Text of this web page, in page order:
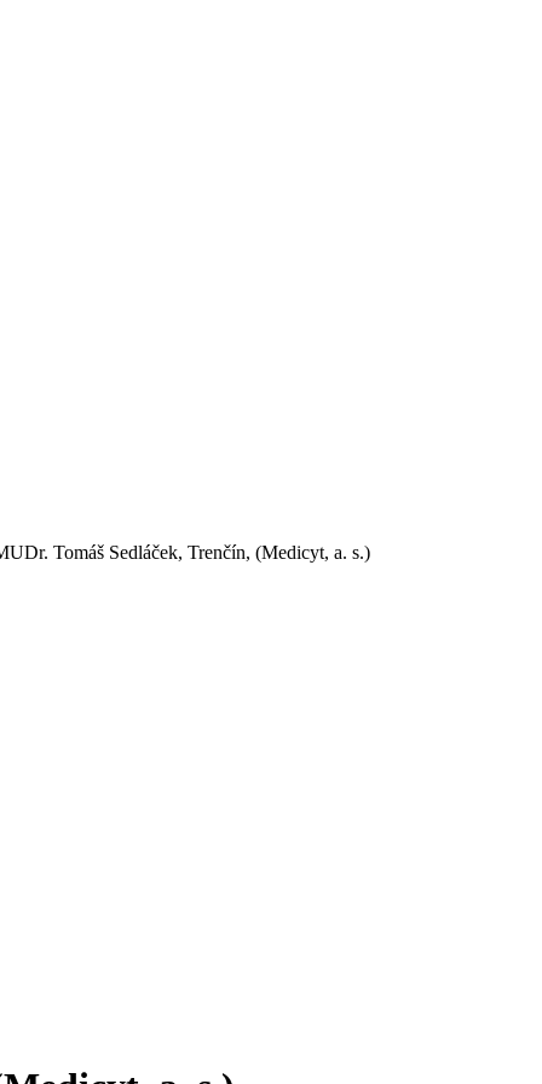
Tomáš Sedláček, Trenčín, (Medicyt, a. s.)